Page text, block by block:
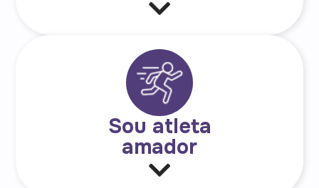
Sou atleta
amador